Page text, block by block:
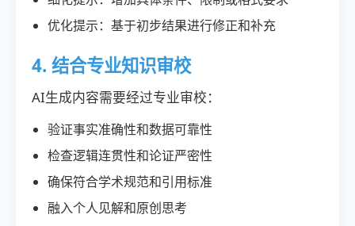
优化提示：基于初步结果进行修正和补充
4. 结合专业知识审校
AI生成内容需要经过专业审校：
验证事实准确性和数据可靠性
检查逻辑连贯性和论证严密性
确保符合学术规范和引用标准
融入个人见解和原创思考